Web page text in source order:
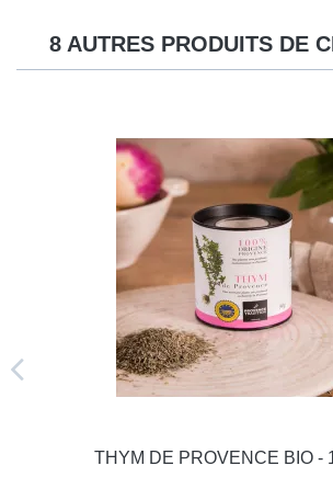
8 AUTRES PRODUITS DE
THYM DE PROVENCE BIO -